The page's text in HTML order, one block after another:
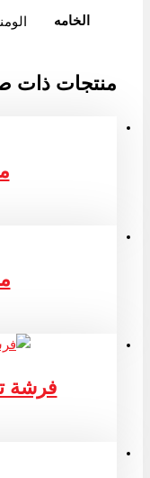
الخامه
منتجات ذات
فرشة